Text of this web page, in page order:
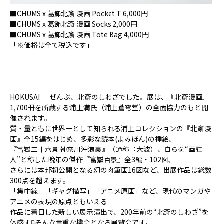
■CHUMS x 葛飾北斎 漫画 Pocket T 6,000円
■CHUMS x 葛飾北斎 漫画 Socks 2,000円
■CHUMS x 葛飾北斎 漫画 Tote Bag 4,000円
「※価格は全て税込です」
HOKUSAI － ぜんぶ、北斎のしわざでした。展は、『北斎漫画』
1,700冊を所蔵する浦上満氏（浦上蒼穹堂）の全⾯協⼒のもと開
催されます。
質・量ともに世界一として知られる浦上コレクションの『北斎漫
画』全15編をはじめ、多彩な読本(よみほん)の挿絵、
『冨嶽三十六景 神奈川沖浪裏』（通称︓⼤波）、自らを“画狂
人”と称した晩年の傑作『富嶽百景』全3編・102図、
さらには本邦初公開となる幻の肉筆画16図など、出展作品は総数
300点を超えます。
「集中線」「ギャグ描写」「アニメ原画」など、現代のマンガや
アニメの表現の原点ともいえる
作品に着目した新しい展示演出で、200年前の“北斎のしわざ”を
体感する̶そんな貴重な機会となる展覧会です。